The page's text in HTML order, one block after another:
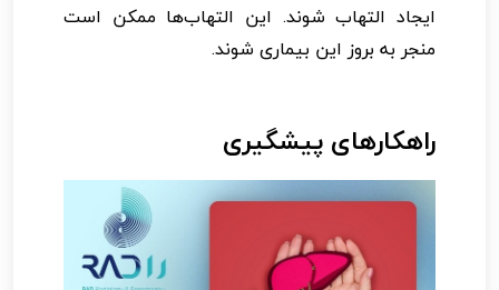
ایجاد التهاب شوند. این التهاب‌ها ممکن است
منجر به بروز این بیماری شوند.
راهکارهای پیشگیری